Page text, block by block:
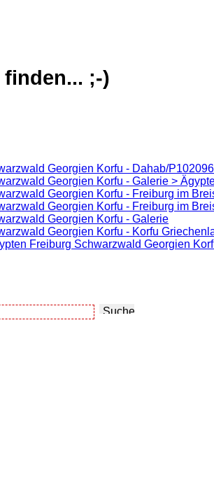
;-)
Georgien Korfu - Dahab/
Georgien Korfu - Galerie >
Georgien Korfu - Freiburg im
Georgien Korfu - Freiburg im
Georgien Korfu - Galerie
Georgien Korfu - Korfu
Freiburg Schwarzwald Georgien